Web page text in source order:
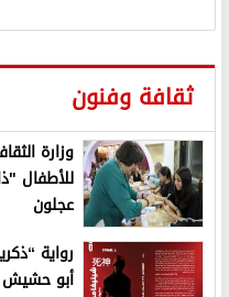
ثقافة وفنون
وزارة
للأطفال
عجلون
رواية
أبو حشيش